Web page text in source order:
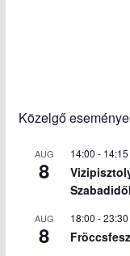
Közelgő
AUG
8
14:00 - 14:15
AUG
8
18:00 -23:30